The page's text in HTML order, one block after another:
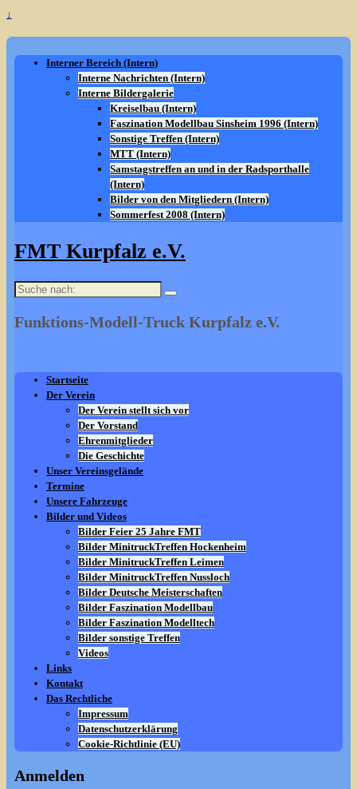
↓
Interner Bereich (Intern)
Interne Nachrichten (Intern)
Interne Bildergalerie
Kreiselbau (Intern)
Faszination Modellbau Sinsheim 1996 (Intern)
Sonstige Treffen (Intern)
MTT (Intern)
Samstagstreffen an und in der Radsporthalle
(Intern)
Bilder von den Mitgliedern (Intern)
Sommerfest 2008 (Intern)
FMT Kurpfalz e.V.
Suche
Funktions-Modell-Truck Kurpfalz e.V.
Startseite
Der Verein
Der Verein stellt sich vor
Der Vorstand
Ehrenmitglieder
Die Geschichte
Unser Vereinsgelände
Termine
Unsere Fahrzeuge
Bilder und Videos
Bilder Feier 25 Jahre FMT
Bilder MinitruckTreffen Hockenheim
Bilder MinitruckTreffen Leimen
Bilder MinitruckTreffen Nussloch
Bilder Deutsche Meisterschaften
Bilder Faszination Modellbau
Bilder Faszination Modelltech
Bilder sonstige Treffen
Videos
Links
Kontakt
Das Rechtliche
Impressum
Datenschutzerklärung
Cookie-Richtlinie (EU)
Anmelden